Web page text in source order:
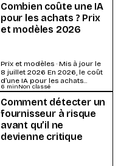
Combien coûte une IA
pour les achats ? Prix
et modèles 2026
Prix et modèles · Mis à jour le
8 juillet 2026 En 2026, le coût
d’une IA pour les achats...
6 minNon classé
Comment détecter un
fournisseur à risque
avant qu’il ne
devienne critique